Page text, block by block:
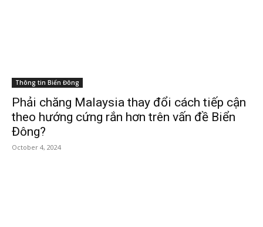
Thông tin Biển Đông
Phải chăng Malaysia thay đổi cách tiếp cận
theo hướng cứng rắn hơn trên vấn đề Biển
Đông?
October 4, 2024